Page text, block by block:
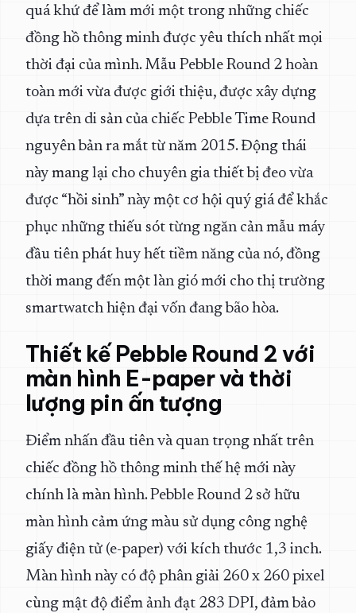
quá khứ để làm mới một trong những chiếc
đồng hồ thông minh được yêu thích nhất mọi
thời đại của mình. Mẫu Pebble Round 2 hoàn
toàn mới vừa được giới thiệu, được xây dựng
dựa trên di sản của chiếc Pebble Time Round
nguyên bản ra mắt từ năm 2015. Động thái
này mang lại cho chuyên gia thiết bị đeo vừa
được “hồi sinh” này một cơ hội quý giá để khắc
phục những thiếu sót từng ngăn cản mẫu máy
đầu tiên phát huy hết tiềm năng của nó, đồng
thời mang đến một làn gió mới cho thị trường
smartwatch hiện đại vốn đang bão hòa.
Thiết kế Pebble Round 2 với
màn hình E-paper và thời
lượng pin ấn tượng
Điểm nhấn đầu tiên và quan trọng nhất trên
chiếc đồng hồ thông minh thế hệ mới này
chính là màn hình. Pebble Round 2 sở hữu
màn hình cảm ứng màu sử dụng công nghệ
giấy điện tử (e-paper) với kích thước 1,3 inch.
Màn hình này có độ phân giải 260 x 260 pixel
cùng mật độ điểm ảnh đạt 283 DPI, đảm bảo